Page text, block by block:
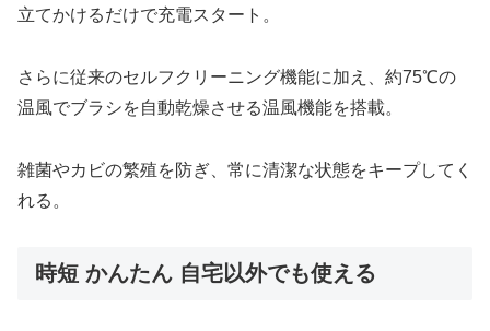
立てかけるだけで充電スタート。
さらに従来のセルフクリーニング機能に加え、約75℃の
温風でブラシを自動乾燥させる温風機能を搭載。
雑菌やカビの繁殖を防ぎ、常に清潔な状態をキープしてく
れる。
時短 かんたん 自宅以外でも使える